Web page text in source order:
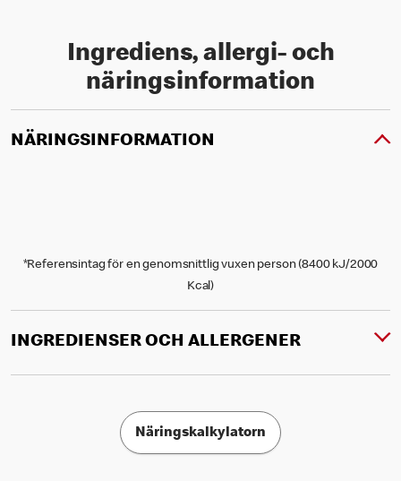
Ingrediens, allergi- och
näringsinformation
NÄRINGSINFORMATION
*Referensintag för en genomsnittlig vuxen person (8400 kJ/2000
Kcal)
INGREDIENSER OCH ALLERGENER
Näringskalkylatorn